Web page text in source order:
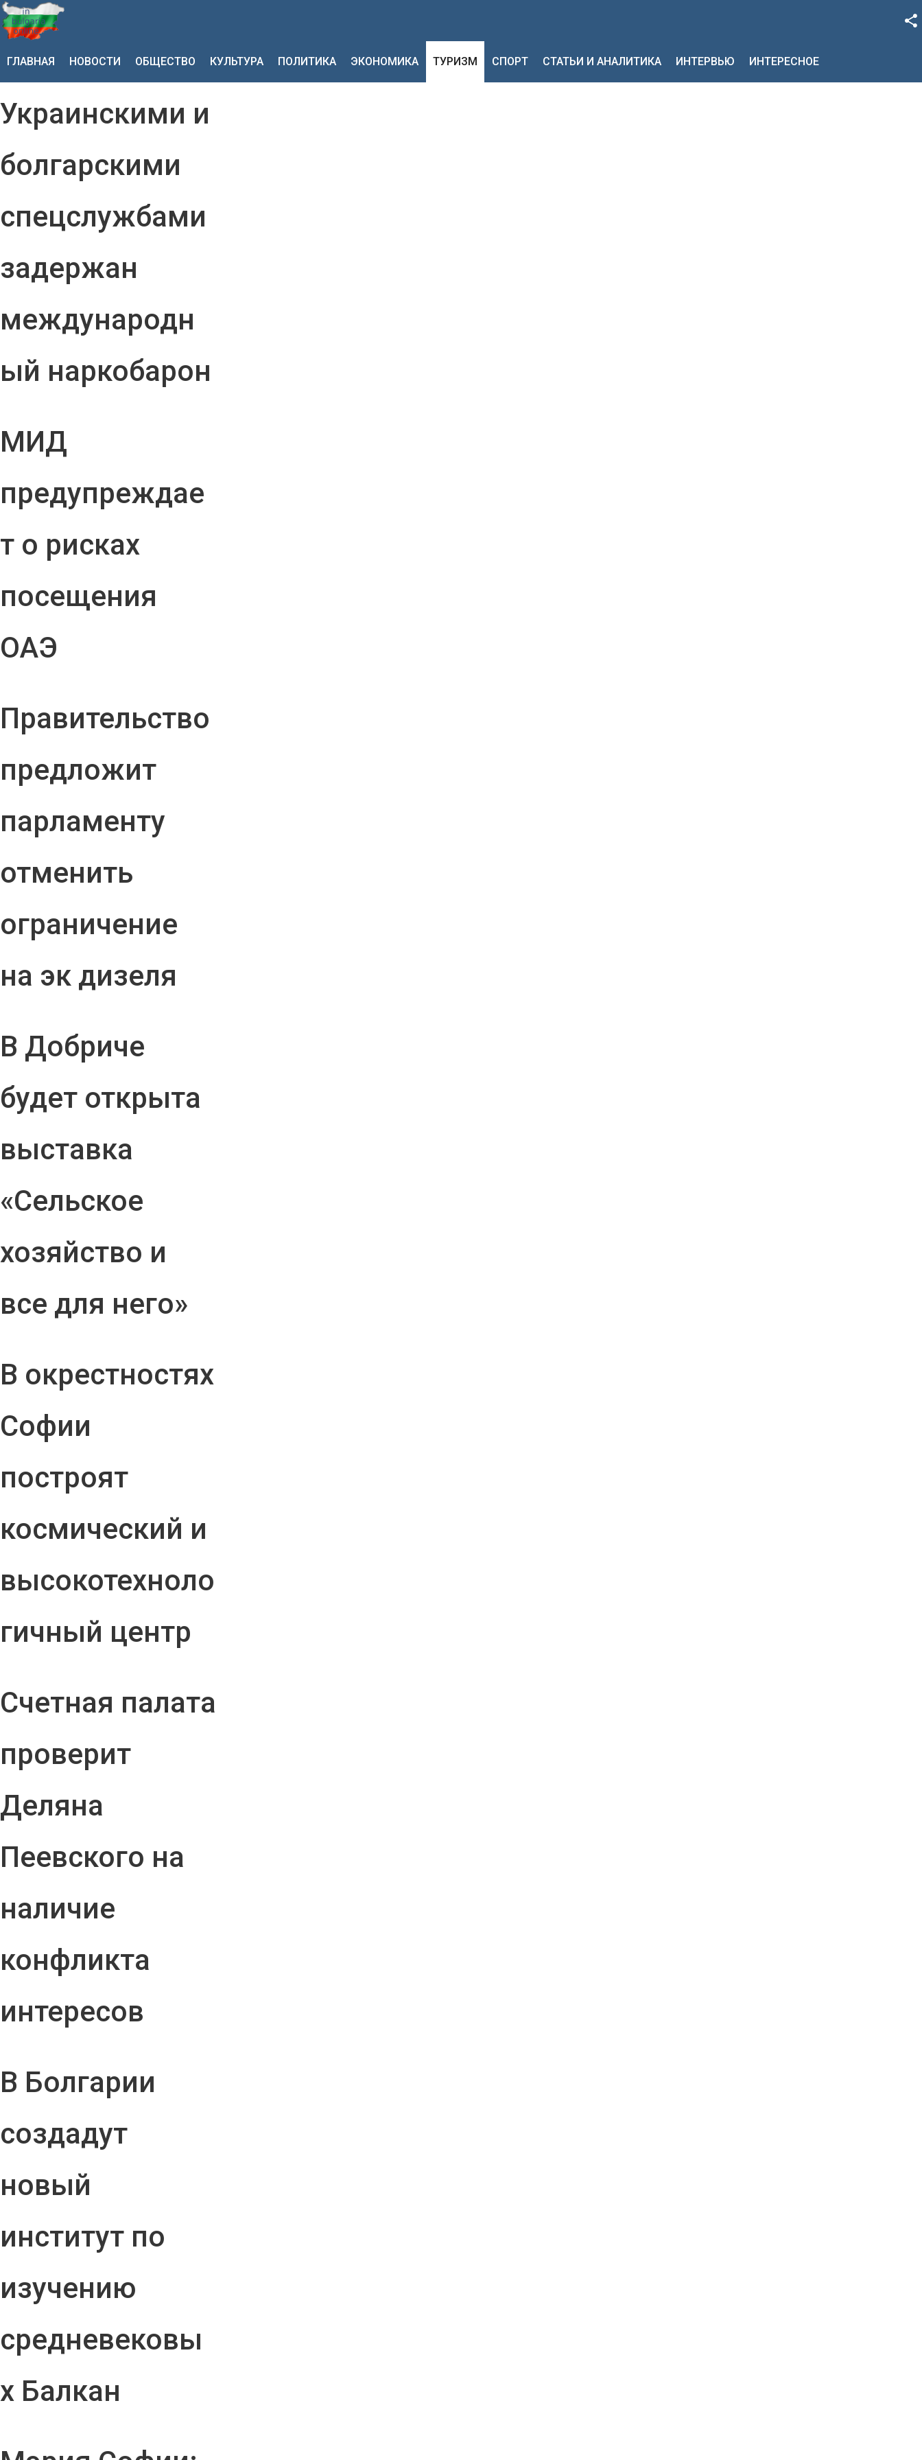
Google+
ГЛАВНАЯ НОВОСТИ ОБЩЕСТВО КУЛЬТУРА ПОЛИТИКА ЭКОНОМИКА ТУРИЗМ СПОРТ СТАТЬИ И АНАЛИТИКА ИНТЕРВЬЮ ИНТЕРЕСНОЕ
Украинскими и
болгарскими
спецслужбами
задержан
международн
ый наркобарон
МИД
предупреждае
т о рисках
посещения
ОАЭ
Правительство
предложит
парламенту
отменить
ограничение
на эк дизеля
В Добриче
будет открыта
выставка
«Сельское
хозяйство и
все для него»
В окрестностях
Софии
построят
космический и
высокотехноло
гичный центр
Счетная палата
проверит
Деляна
Пеевского на
наличие
конфликта
интересов
В Болгарии
создадут
новый
институт по
изучению
средневековы
х Балкан